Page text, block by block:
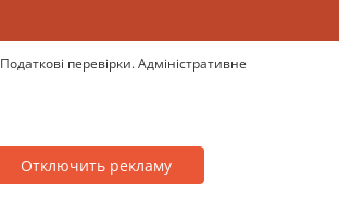
Податкові перевірки. Адміністративне
Отключить рекламу